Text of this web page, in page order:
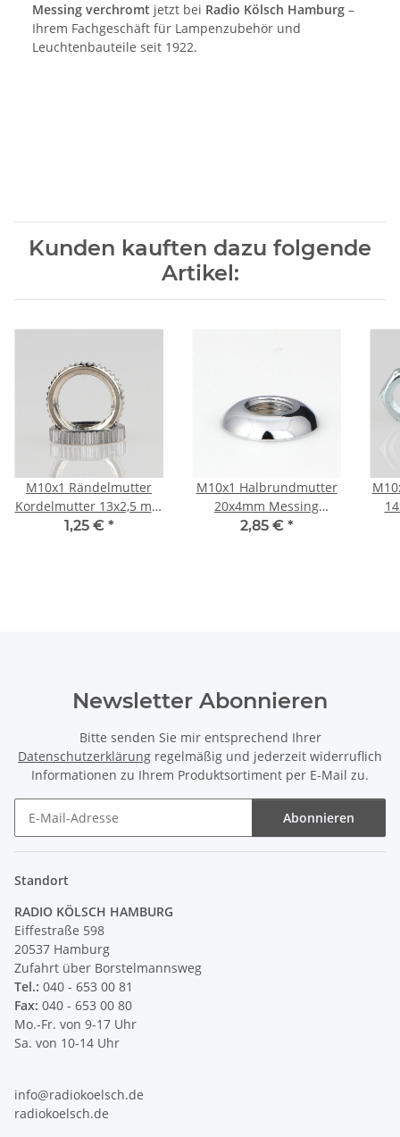
Messing verchromt jetzt bei Radio Kölsch Hamburg –
Ihrem Fachgeschäft für Lampenzubehör und
Leuchtenbauteile seit 1922.
Kunden kauften dazu folgende
Artikel:
M10x1 Rändelmutter
Kordelmutter 13x2,5 mm
verchromt
1,25 € *
M10x1 Halbrundmutter
20x4mm Messing
verchromt
2,85 € *
Newsletter Abonnieren
Bitte senden Sie mir entsprechend Ihrer
Datenschutzerklärung regelmäßig und jederzeit widerruflich
Informationen zu Ihrem Produktsortiment per E-Mail zu.
Abonnieren
Standort
RADIO KÖLSCH HAMBURG
Eiffestraße 598
20537 Hamburg
Zufahrt über Borstelmannsweg
Tel.: 040 - 653 00 81
Fax: 040 - 653 00 80
Mo.-Fr. von 9-17 Uhr
Sa. von 10-14 Uhr
info@radiokoelsch.de
radiokoelsch.de